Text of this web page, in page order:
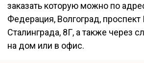
заказать которую можно по
Федерация, Волгоград, проспект
Сталинграда, 8Г, а также через
на дом или в офис.